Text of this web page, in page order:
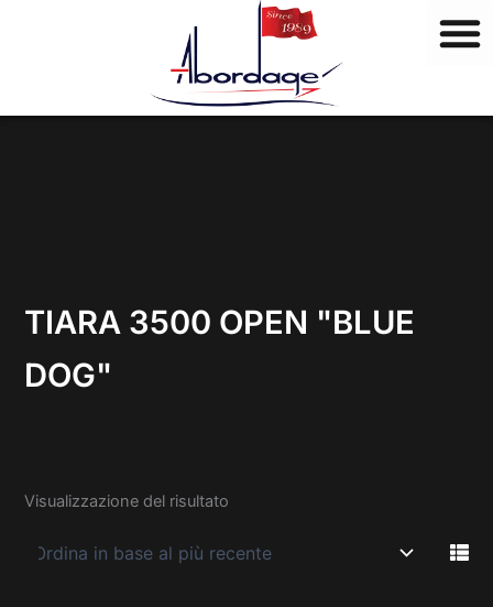
i
TIARA 3500 OPEN "BLUE
DOG"
Visualizzazione del risultato